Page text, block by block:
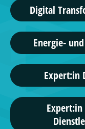
Digital
Energie-
Expert:in